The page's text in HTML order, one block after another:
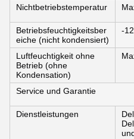
Nichtbetriebstemperatur
Betriebsfeuchtigkeitsber
eiche (nicht kondensiert)
-
Luftfeuchtigkeit ohne
Betrieb (ohne
Kondensation)
Service und Garantie
Dienstleistungen